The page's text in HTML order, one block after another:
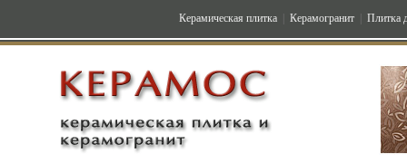
Керамическая плитка Керамогранит Плитка